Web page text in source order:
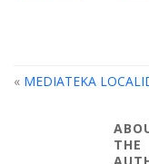
« MEDIATEKA
THE